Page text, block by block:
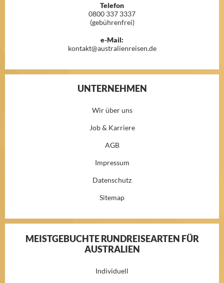
Telefon
0800 337 3337
(gebührenfrei)
e-Mail:
kontakt@australienreisen.de
UNTERNEHMEN
Wir über uns
Job & Karriere
AGB
Impressum
Datenschutz
Sitemap
MEISTGEBUCHTE RUNDREISEARTEN FÜR
AUSTRALIEN
Individuell